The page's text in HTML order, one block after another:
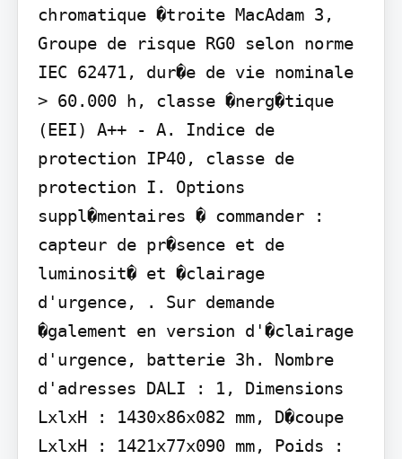
chromatique �troite MacAdam 3,
Groupe de risque RG0 selon norme
IEC 62471, dur�e de vie nominale
> 60.000 h, classe �nerg�tique
(EEI) A++ - A. Indice de
protection IP40, classe de
protection I. Options
suppl�mentaires � commander :
capteur de pr�sence et de
luminosit� et �clairage
d'urgence, . Sur demande
�galement en version d'�clairage
d'urgence, batterie 3h. Nombre
d'adresses DALI : 1, Dimensions
LxlxH : 1430x86x082 mm, D�coupe
LxlxH : 1421x77x090 mm, Poids :